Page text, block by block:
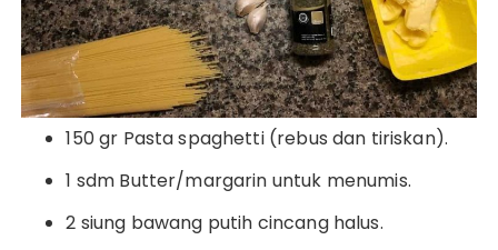
150 gr Pasta spaghetti (rebus dan tiriskan).
1 sdm Butter/margarin untuk menumis.
2 siung bawang putih cincang halus.